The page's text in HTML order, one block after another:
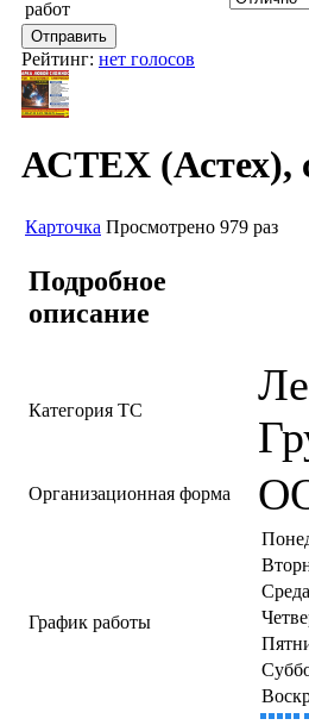
работ
Рейтинг: нет голосов
АСТЕХ (Астех),
Карточка Просмотрено 979 раз
Подробное
описание
Категория ТС
Организационная форма
График работы
Среда